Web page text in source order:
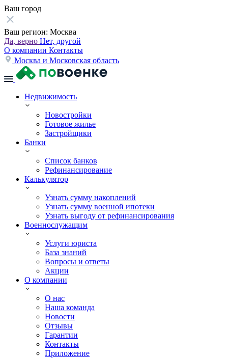
Ваш город
Ваш регион: Москва
Да, верно Нет, другой
О компании Контакты
Москва и Московская область
Недвижимость
Новостройки
Готовое жилье
Застройщики
Банки
Список банков
Рефинансирование
Калькулятор
Узнать сумму накоплений
Узнать сумму военной ипотеки
Узнать выгоду от рефинансирования
Военнослужащим
Услуги юриста
База знаний
Вопросы и ответы
Акции
О компании
О нас
Наша команда
Новости
Отзывы
Гарантии
Контакты
Приложение